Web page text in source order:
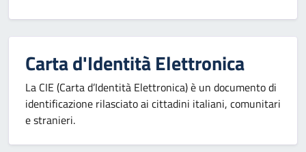
Carta d'Identità Elettronica
La CIE (Carta d’Identità Elettronica) è un documento di
identificazione rilasciato ai cittadini italiani, comunitari
e stranieri.